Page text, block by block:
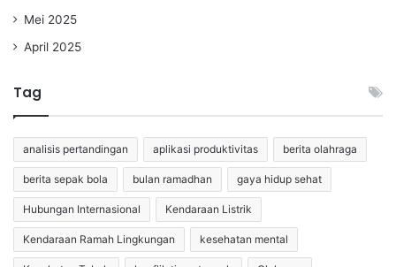
Mei 2025
April 2025
Tag
analisis pertandingan aplikasi produktivitas berita olahraga
berita sepak bola bulan ramadhan gaya hidup sehat
Hubungan Internasional Kendaraan Listrik
Kendaraan Ramah Lingkungan kesehatan mental